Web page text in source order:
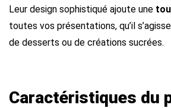
Leur design sophistiqué ajoute une
toutes vos présentations, qu’il
de desserts ou de créations sucrées.
Caractéristiques du